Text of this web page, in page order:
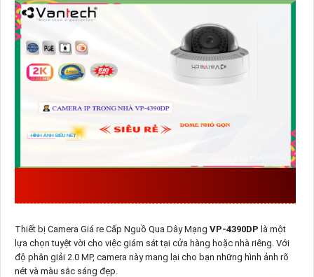
Thiết bị Camera Giá re Cấp Nguồ Qua Dây Mạng VP-4390DP là một
lựa chọn tuyệt vời cho việc giám sát tại cửa hàng hoặc nhà riêng. Với
độ phân giải 2.0 MP, camera này mang lại cho bạn những hình ảnh rõ
nét và màu sắc sáng đẹp.